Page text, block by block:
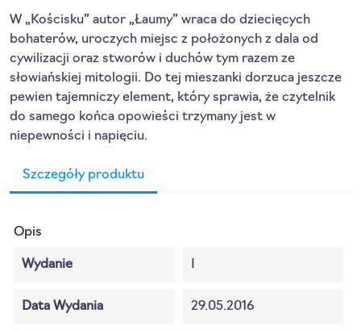
W „Kościsku” autor „Łaumy” wraca do dziecięcych
bohaterów, uroczych miejsc z położonych z dala od
cywilizacji oraz stworów i duchów tym razem ze
słowiańskiej mitologii. Do tej mieszanki dorzuca jeszcze
pewien tajemniczy element, który sprawia, że czytelnik
do samego końca opowieści trzymany jest w
niepewności i napięciu.
Szczegóły produktu
Opis
Wydanie
Data Wydania 29.05.2016